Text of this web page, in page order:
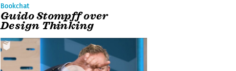
Bookchat
Guido Stompff over
Design Thinking